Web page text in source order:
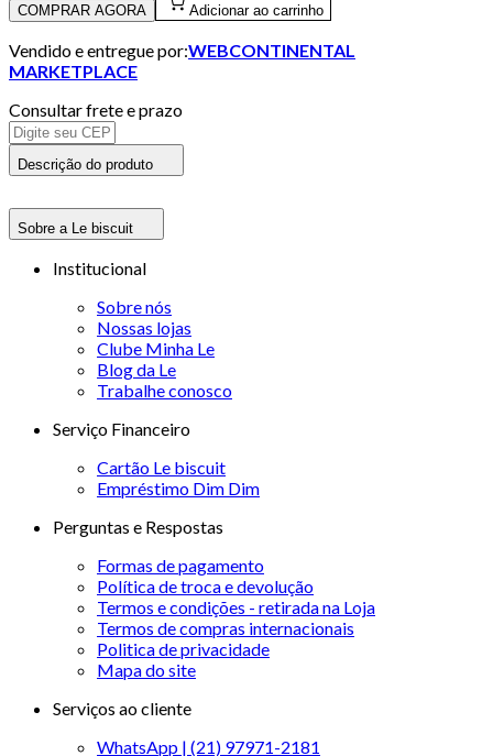
COMPRAR AGORA Adicionar ao carrinho
Vendido e entregue por:WEBCONTINENTAL
MARKETPLACE
Consultar frete e prazo
Descrição do produto
Sobre a Le biscuit
Institucional
Sobre nós
Nossas lojas
Clube Minha Le
Blog da Le
Trabalhe conosco
Serviço Financeiro
Cartão Le biscuit
Empréstimo Dim Dim
Perguntas e Respostas
Formas de pagamento
Política de troca e devolução
Termos e condições - retirada na Loja
Termos de compras internacionais
Politica de privacidade
Mapa do site
Serviços ao cliente
WhatsApp | (21) 97971-2181